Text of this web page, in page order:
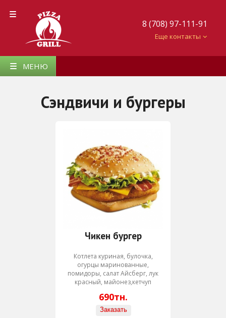
8 (708) 97-111-91
Еще контакты
МЕНЮ
Сэндвичи и бургеры
Чикен бургер
Котлета куриная, булочка,
огурцы маринованные,
помидоры, салат Айсберг, лук
красный, майонез,кетчуп
690тн.